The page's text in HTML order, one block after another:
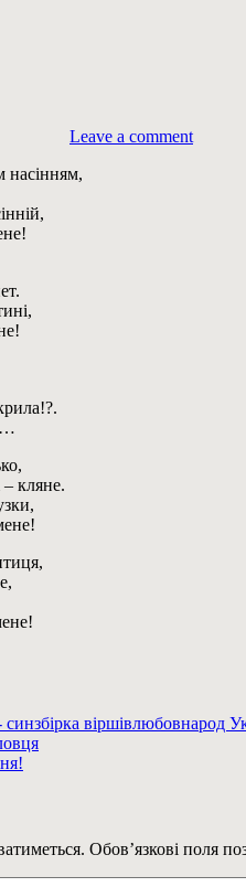
Leave a comment
насінням,
– кляне.
синзбірка віршівлюбовнарод
Обов’язкові поля